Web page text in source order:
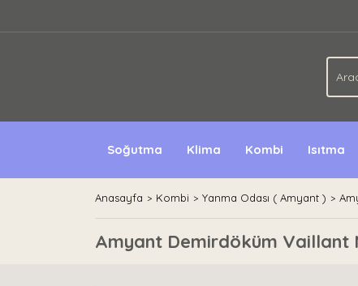
Soğutma Klima Kombi Isıtma
Anasayfa Kombi Yanma Odası ( Amyant )
Amyant Demirdöküm Vaillant